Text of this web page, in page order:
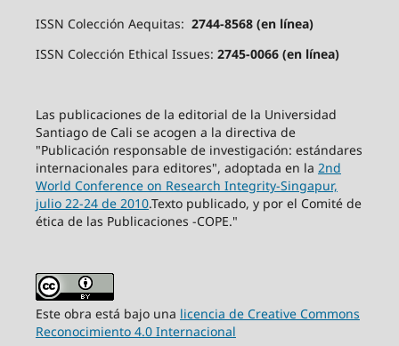
ISSN Colección Aequitas: 2744-8568 (en línea)
ISSN Colección Ethical Issues: 2745-0066 (en línea)
Las publicaciones de la editorial de la Universidad
Santiago de Cali se acogen a la directiva de
"Publicación responsable de investigación: estándares
internacionales para editores", adoptada en la 2nd
World Conference on Research Integrity-Singapur,
julio 22-24 de 2010.Texto publicado, y por el Comité de
ética de las Publicaciones -COPE."
Este obra está bajo una licencia de Creative Commons
Reconocimiento 4.0 Internacional